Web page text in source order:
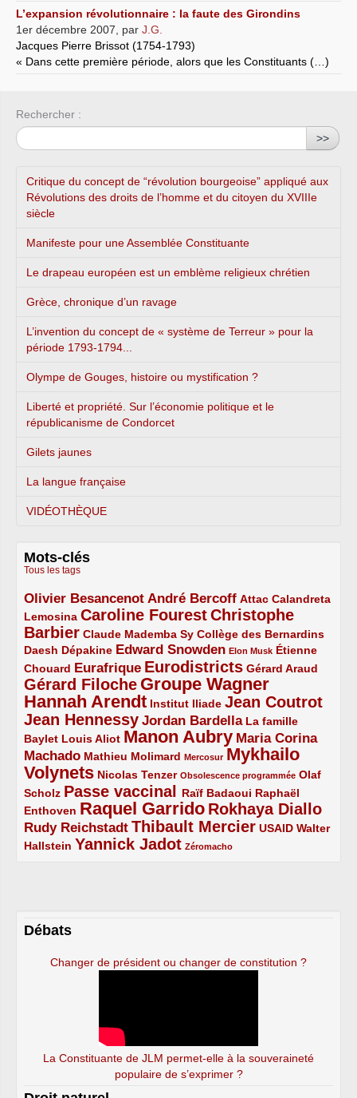
L’expansion révolutionnaire : la faute des Girondins
1er décembre 2007
par J.G.
Jacques Pierre Brissot (1754-1793)
« Dans cette première période, alors que les Constituants (…)
Rechercher :
>>
Critique du concept de “révolution bourgeoise” appliqué aux
Révolutions des droits de l’homme et du citoyen du XVIIIe
siècle
Manifeste pour une Assemblée Constituante
Le drapeau européen est un emblème religieux chrétien
Grèce, chronique d’un ravage
L’invention du concept de « système de Terreur » pour la
période 1793-1794...
Olympe de Gouges, histoire ou mystification ?
Liberté et propriété. Sur l’économie politique et le
républicanisme de Condorcet
Gilets jaunes
La langue française
VIDÉOTHÈQUE
Mots-clés
Tous les tags
Olivier Besancenot
3/5 André Bercoff
3/5 Attac
2/5
Calandreta
Lemosina
2/5 Caroline Fourest
4/5
Christophe
Barbier
4/5 Claude Mademba Sy
2/5 Collège des Bernardins
2/5
Daesh
2/5 Dépakine
2/5 Edward Snowden
3/5 Elon Musk
1/5
Étienne
Chouard
2/5 Eurafrique
3/5 Eurodistricts
4/5 Gérard Araud
2/5
Gérard Filoche
4/5 Groupe Wagner
5/5
Hannah Arendt
5/5 Institut Iliade
2/5 Jean Coutrot
4/5
Jean Hennessy
4/5 Jordan Bardella
3/5
La famille
Baylet
2/5 Louis Aliot
2/5 Manon Aubry
5/5
Maria Corina
Machado
3/5 Mathieu Molimard
2/5 Mercosur
1/5
Mykhailo
Volynets
5/5 Nicolas Tenzer
2/5 Obsolescence programmée
1/5
Olaf
Scholz
2/5 Passe vaccinal
4/5 Raïf Badaoui
2/5
Raphaël
Enthoven
2/5 Raquel Garrido
5/5 Rokhaya Diallo
4/5
Rudy Reichstadt
3/5 Thibault Mercier
4/5 USAID
2/5
Walter
Hallstein
2/5 Yannick Jadot
4/5 Zéromacho
1/5
Débats
Changer de président ou changer de constitution ?
La Constituante de JLM permet-elle à la souveraineté
populaire de s’exprimer ?